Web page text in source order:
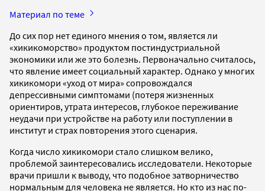
Материал по теме
До сих пор нет единого мнения о том, является ли
«хикикоморство» продуктом постиндустриальной
экономики или же это болезнь. Первоначально считалось,
что явление имеет социальный характер. Однако у многих
хикикомори «уход от мира» сопровождался
депрессивными симптомами (потеря жизненных
ориентиров, утрата интересов, глубокое переживание
неудачи при устройстве на работу или поступлении в
институт и страх повторения этого сценария.
Когда число хикикомори стало слишком велико,
проблемой заинтересовались исследователи. Некоторые
врачи пришли к выводу, что подобное затворничество
нормальным для человека не является. Но кто из нас по-